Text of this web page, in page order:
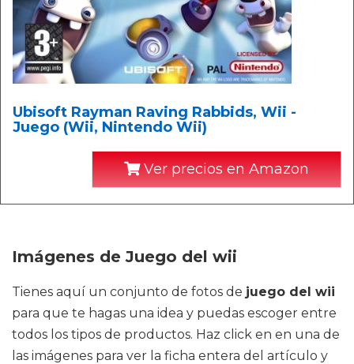
Ubisoft Rayman Raving Rabbids, Wii -
Juego (Wii, Nintendo Wii)
Ver precios en Amazon
Imágenes de Juego del wii
Tienes aquí un conjunto de fotos de juego del wii
para que te hagas una idea y puedas escoger entre
todos los tipos de productos. Haz click en en una de
las imágenes para ver la ficha entera del artículo y